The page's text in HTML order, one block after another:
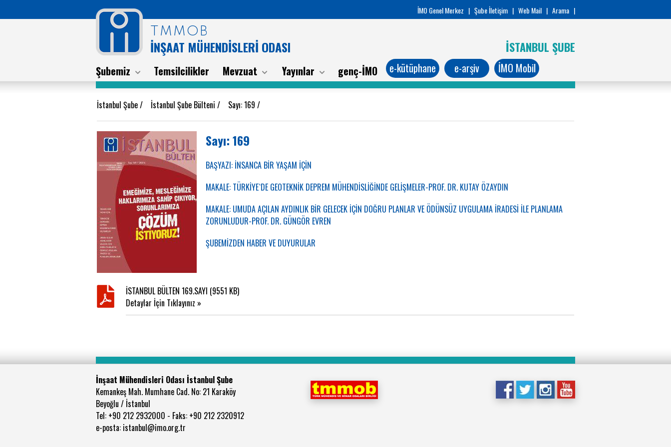
İMO Genel Merkez | Şube İletişim | Web Mail | Arama |
TMMOB
İNŞAAT MÜHENDİSLERİ ODASI İSTANBUL ŞUBE
Şubemiz Temsilcilikler Mevzuat Yayınlar genç-İMO e-kütüphane e-arşiv İMO Mobil
İstanbul Şube/ İstanbul Şube Bülteni / Sayı: 169 /
Sayı: 169
BAŞYAZI: İNSANCA BİR YAŞAM İÇİN
MAKALE: TÜRKİYE`DE GEOTEKNİK DEPREM MÜHENDİSLİĞİNDE GELİŞMELER-PROF. DR. KUTAY ÖZAYDIN
MAKALE: UMUDA AÇILAN AYDINLIK BİR GELECEK İÇİN DOĞRU PLANLAR VE ÖDÜNSÜZ UYGULAMA İRADESİ İLE PLANLAMA
ZORUNLUDUR-PROF. DR. GÜNGÖR EVREN
ŞUBEMİZDEN HABER VE DUYURULAR
İSTANBUL BÜLTEN 169.SAYI (9551 KB)
Detaylar İçin Tıklayınız »
İnşaat Mühendisleri Odası İstanbul Şube
Kemankeş Mah. Mumhane Cad. No: 21 Karaköy
Beyoğlu / İstanbul
Tel: +90 212 2932000 - Faks: +90 212 2320912
e-posta: istanbul@imo.org.tr